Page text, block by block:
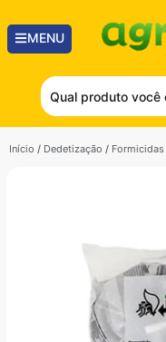
MENU
Início / Dedetização / Formicidas